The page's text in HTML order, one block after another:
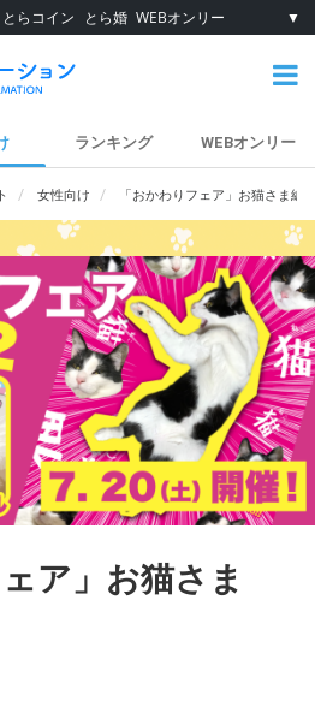
とらコイン とら婚 WEBオンリー ▼
ランキング WEBオンリー
女性向け 「おかわりフェア」お猫さま
ア」お猫さま